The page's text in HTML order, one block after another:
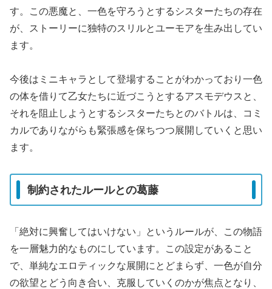
す。この悪魔と、一色を守ろうとするシスターたちの存在
が、ストーリーに独特のスリルとユーモアを生み出してい
ます。
今後はミニキャラとして登場することがわかっており一色
の体を借りて乙女たちに近づこうとするアスモデウスと、
それを阻止しようとするシスターたちとのバトルは、コミ
カルでありながらも緊張感を保ちつつ展開していくと思い
ます。
制約されたルールとの葛藤
「絶対に興奮してはいけない」というルールが、この物語
を一層魅力的なものにしています。この設定があること
で、単純なエロティックな展開にとどまらず、一色が自分
の欲望とどう向き合い、克服していくのかが焦点となり、